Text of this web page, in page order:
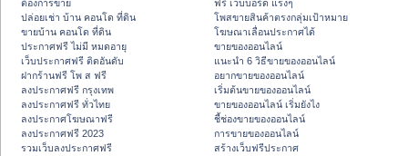
ต้องการขาย
ปล่อยเช่า บ้าน คอนโด ที่ดิน
ขายบ้าน คอนโด ที่ดิน
ประกาศฟรี ไม่มี หมดอายุ
เว็บประกาศฟรี ติดอันดับ
ฝากร้านฟรี โพ ส ฟรี
ลงประกาศฟรี กรุงเทพ
ลงประกาศฟรี ทั่วไทย
ลงประกาศโฆษณาฟรี
ลงประกาศฟรี 2023
รวมเว็บลงประกาศฟรี
ฟรี เว็บบอร์ด แรงๆ
โพสขายสินค้าตรงกลุ่มเป้าหมาย
โฆษณาเลื่อนประกาศได้
ขายของออนไลน์
แนะนำ 6 วิธีขายของออนไลน์
อยากขายของออนไลน์
เริ่มต้นขายของออนไลน์
ขายของออนไลน์ เริ่มยังไง
ชี้ช่องขายของออนไลน์
การขายของออนไลน์
สร้างเว็บฟรีประกาศ